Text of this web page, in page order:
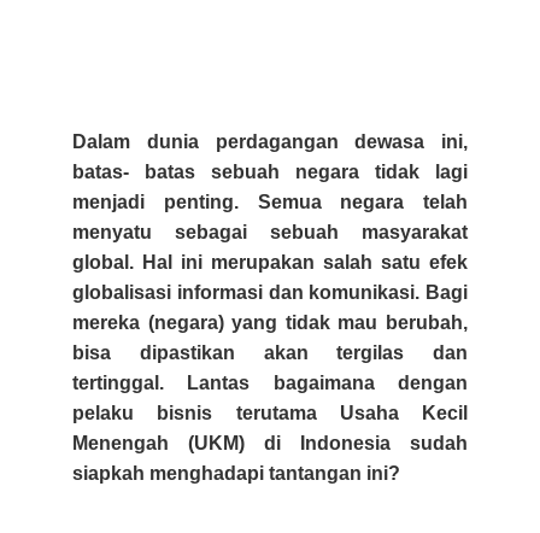
Dalam dunia perdagangan dewasa ini,
batas- batas sebuah negara tidak lagi
menjadi penting. Semua negara telah
menyatu sebagai sebuah masyarakat
global. Hal ini merupakan salah satu efek
globalisasi informasi dan komunikasi. Bagi
mereka (negara) yang tidak mau berubah,
bisa dipastikan akan tergilas dan
tertinggal. Lantas bagaimana dengan
pelaku bisnis terutama Usaha Kecil
Menengah (UKM) di Indonesia sudah
siapkah menghadapi tantangan ini?